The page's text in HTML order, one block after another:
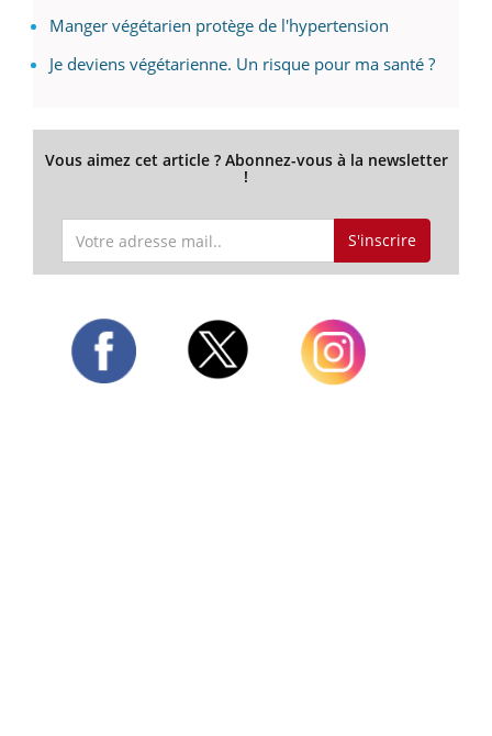
Manger végétarien protège de l'hypertension
Je deviens végétarienne. Un risque pour ma santé ?
Vous aimez cet article ? Abonnez-vous à la newsletter
!
S'inscrire